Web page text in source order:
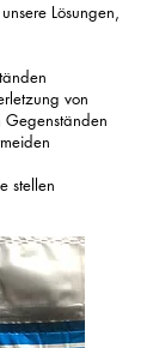
Lösungen,
von
Gegenständen
stellen